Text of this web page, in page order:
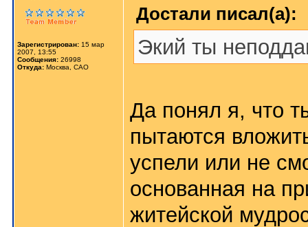
Зарегистрирован: 15 мар
2007, 13:55
Сообщения: 26998
Откуда: Москва, САО
Достали писал(а):
Экий ты
Да понял я, что
пытаются
успели или не
основанная на
житейской